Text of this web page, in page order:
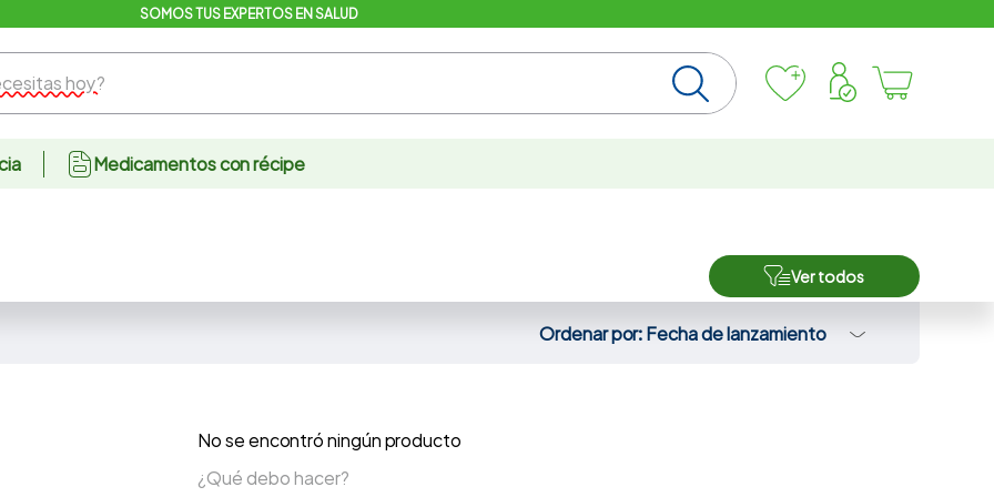
SOMOS TUS EXPERTOS EN SALUD
hoy?
Medicamentos con récipe
Ver todos
Ordenar por Fecha de lanzamiento
No se encontró ningún producto
¿Qué debo hacer?